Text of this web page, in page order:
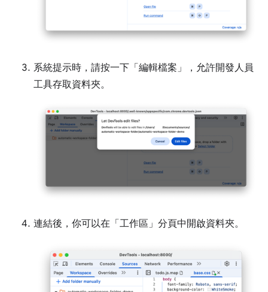
系統提示時，請按一下「編輯檔案」
，允許開發人員
工具存取資料夾。
連結後，你可以在「工作區」 分頁中開啟資料夾。